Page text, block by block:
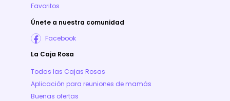
Favoritos
Únete a nuestra comunidad
Facebook
La Caja Rosa
Todas las Cajas Rosas
Aplicación para reuniones de mamás
Buenas ofertas